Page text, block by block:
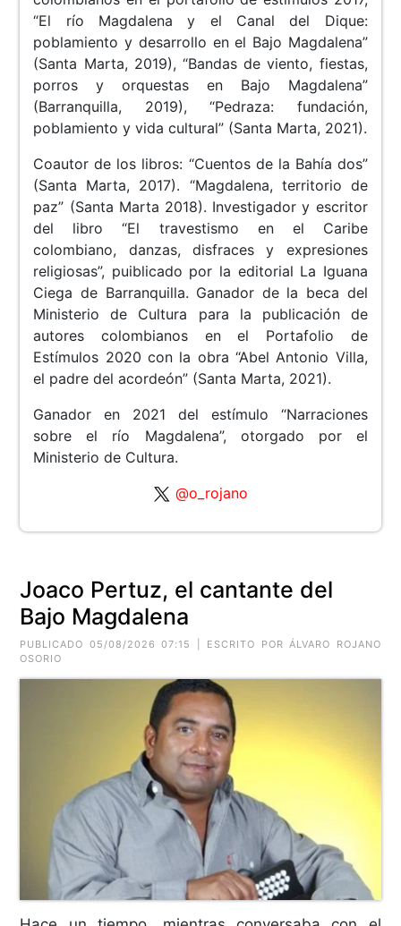
“El río Magdalena y el Canal del Dique:
poblamiento y desarrollo en el Bajo Magdalena”
(Santa Marta, 2019), “Bandas de viento, fiestas,
porros y orquestas en Bajo Magdalena”
(Barranquilla, 2019), “Pedraza: fundación,
poblamiento y vida cultural” (Santa Marta, 2021).
Coautor de los libros: “Cuentos de la Bahía dos”
(Santa Marta, 2017). “Magdalena, territorio de
paz” (Santa Marta 2018). Investigador y escritor
del libro “El travestismo en el Caribe
colombiano, danzas, disfraces y expresiones
religiosas”, puiblicado por la editorial La Iguana
Ciega de Barranquilla. Ganador de la beca del
Ministerio de Cultura para la publicación de
autores colombianos en el Portafolio de
Estímulos 2020 con la obra “Abel Antonio Villa,
el padre del acordeón” (Santa Marta, 2021).
Ganador en 2021 del estímulo “Narraciones
sobre el río Magdalena”, otorgado por el
Ministerio de Cultura.
@o_rojano
Joaco Pertuz, el cantante del
Bajo Magdalena
PUBLICADO 05/08/2026 07:15 | ESCRITO POR ÁLVARO ROJANO
OSORIO